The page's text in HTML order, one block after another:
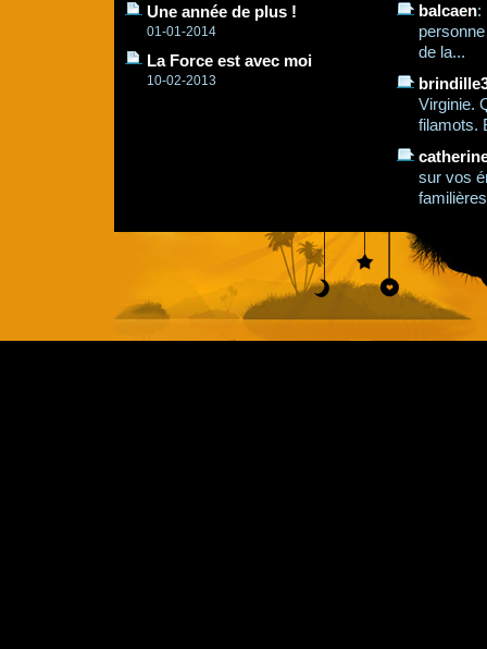
Une année de plus !
01-01-2014
La Force est avec moi
10-02-2013
balcaen:
de la...
Virginie.
filamots.
sur vos